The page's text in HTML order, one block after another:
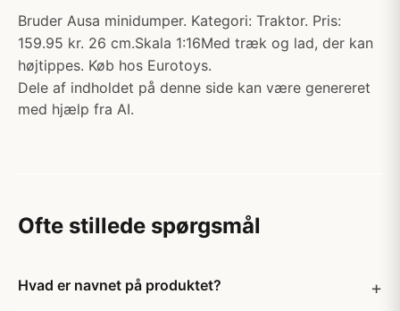
Bruder Ausa minidumper. Kategori: Traktor. Pris:
159.95 kr. 26 cm.Skala 1:16Med træk og lad, der kan
højtippes. Køb hos Eurotoys.
Dele af indholdet på denne side kan være genereret
med hjælp fra AI.
Ofte stillede spørgsmål
Hvad er navnet på produktet?